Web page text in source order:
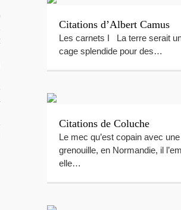
EN FAMILLE : LE LIVRE
SUR L’ÉQUIPAGE DE BEG-HIR
DU MOMENT
Citations d’Albert Camus
Les carnets I La terre serait
cage splendide pour des…
Citations de Coluche
Le mec qu’est copain avec une
grenouille, en Normandie, il
elle…